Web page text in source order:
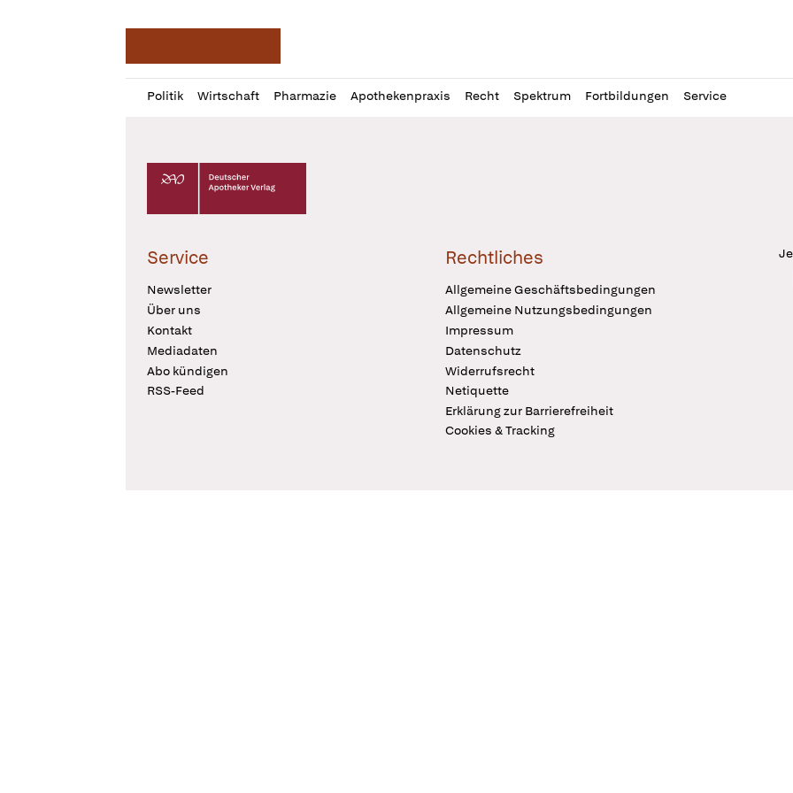
Politik Wirtschaft Pharmazie Apothekenpraxis Recht Spektrum Fortbildungen Service
Profil
öffnen
Daz
Pur
Deutscher Apotheker Verlag Logo
Service
Newsletter
Über uns
Kontakt
Mediadaten
Abo kündigen
RSS-Feed
Rechtliches
Allgemeine Geschäftsbedingungen
Allgemeine Nutzungsbedingungen
Impressum
Datenschutz
Widerrufsrecht
Netiquette
Erklärung zur Barrierefreiheit
Cookies & Tracking